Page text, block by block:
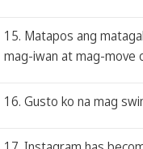
15. Matapos ang
mag-iwan at mag-move
16. Gusto ko na mag